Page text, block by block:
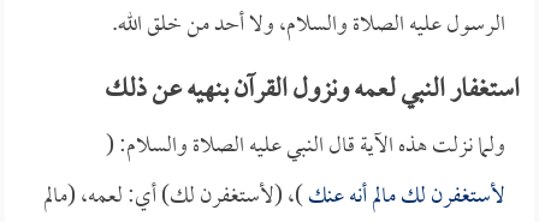
الرسول عليه الصلاة والسلام، ولا أحد من خلق الله.
استغفار النبي لعمه ونزول القرآن بنهيه عن ذلك
ولما نزلت هذه الآية قال النبي عليه الصلاة والسلام: (
لأستغفرن لك مالم أنه عنك)، (لأستغفرن لك) أي: لعمه، (مالم